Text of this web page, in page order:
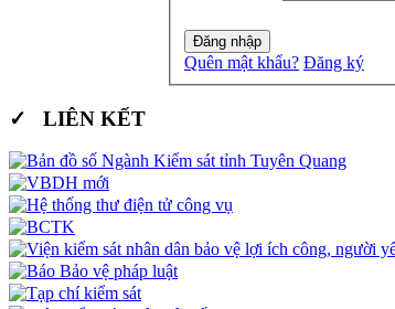
Quên mật khẩu? Đăng ký
✓ LIÊN KẾT